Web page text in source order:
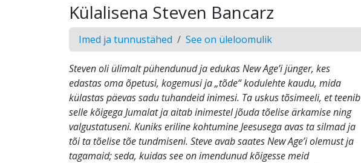
Külalisena Steven Bancarz
Imed ja tunnustähed See on üleloomulik
Steven oli ülimalt pühendunud ja edukas New Age’i jünger, kes
edastas oma õpetusi, kogemusi ja „tõde“ kodulehte kaudu, mida
külastas päevas sadu tuhandeid inimesi. Ta uskus tõsimeeli, et teenib
selle kõigega Jumalat ja aitab inimestel jõuda tõelise ärkamise ning
valgustatuseni. Kuniks eriline kohtumine Jeesusega avas ta silmad ja
tõi ta tõelise tõe tundmiseni. Steve avab saates New Age’i olemust ja
tagamaid; seda, kuidas see on imendunud kõigesse meid